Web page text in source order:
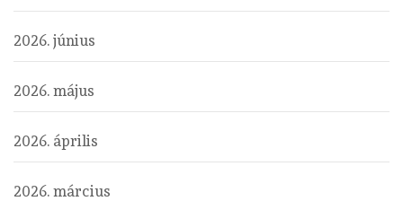
2026. június
2026. május
2026. április
2026. március